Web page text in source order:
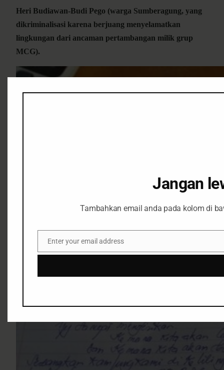
Heri Budiawan-Budi Pego (warga Sumberagung, yang
dikriminalisasi karena berjuang menyelamatkan
lingkungan dari ancaman pertambangan milik grup
MCG).
Jangan
Tambahkan email anda pada kolom di
Enter your email address